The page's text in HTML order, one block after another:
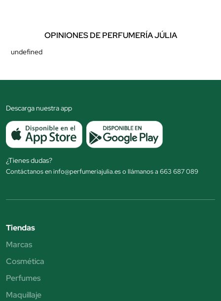
OPINIONES DE PERFUMERÍA JÚLIA
undefined
Descarga nuestra app
¿Tienes dudas?
Contáctanos en info@perfumeriajulia.es o llámanos a 663 687 089
Tiendas
Marcas
Cosmética
Perfumes
Maquillaje